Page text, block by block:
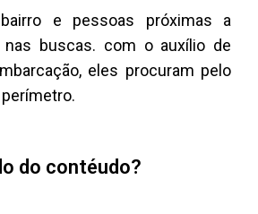
e pessoas próximas a
nas buscas. com o auxílio de
eles procuram pelo
do contéudo?